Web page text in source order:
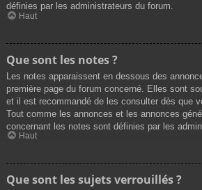
définies par les administrateurs du forum.
Haut
Que sont les notes ?
Les notes apparaissent en dessous des
première page du forum concerné. Elles sont
et il est recommandé de les consulter dès que
Tout comme les annonces et les annonces
concernant les notes sont définies par les
Haut
Que sont les sujets verrouillés ?